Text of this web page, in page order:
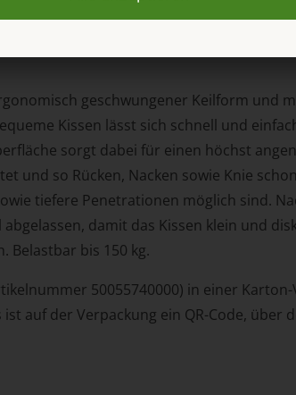
das umfangreiche Sortiment des ORION
geschwungener Keilform
Kissen lässt sich schnell und
sorgt dabei für einen höchst
und so Rücken, Nacken sowie Knie
tiefere Penetrationen möglich sind.
damit das Kissen klein und
Belastbar bis 150 kg.
50055740000) in einer
auf der Verpackung ein QR-Code,